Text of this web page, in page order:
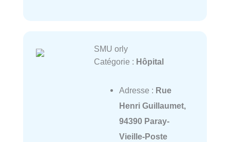
SMU orly
Catégorie : Hôpital
Adresse : Rue
Henri Guillaumet,
94390 Paray-
Vieille-Poste